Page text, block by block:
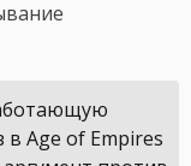
в Age of Empires